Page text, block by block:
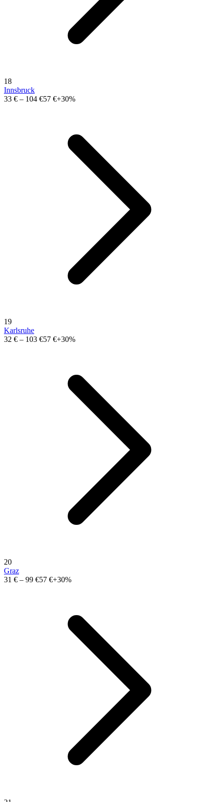
18
Innsbruck
33 € – 104 €57 €+30%
19
Karlsruhe
32 € – 103 €57 €+30%
20
Graz
31 € – 99 €57 €+30%